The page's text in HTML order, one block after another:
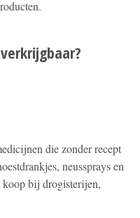
die zonder recept
neussprays en
bij drogisterijen,